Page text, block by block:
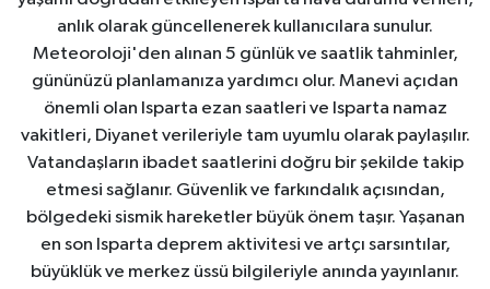
anlık olarak güncellenerek kullanıcılara sunulur.
Meteoroloji'den alınan 5 günlük ve saatlik tahminler,
gününüzü planlamanıza yardımcı olur. Manevi açıdan
önemli olan Isparta ezan saatleri ve Isparta namaz
vakitleri, Diyanet verileriyle tam uyumlu olarak paylaşılır.
Vatandaşların ibadet saatlerini doğru bir şekilde takip
etmesi sağlanır. Güvenlik ve farkındalık açısından,
bölgedeki sismik hareketler büyük önem taşır. Yaşanan
en son Isparta deprem aktivitesi ve artçı sarsıntılar,
büyüklük ve merkez üssü bilgileriyle anında yayınlanır.